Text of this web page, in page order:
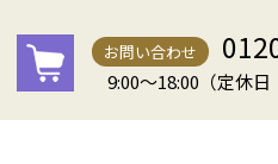
お問い合わせ
9:00～18:00（定休日